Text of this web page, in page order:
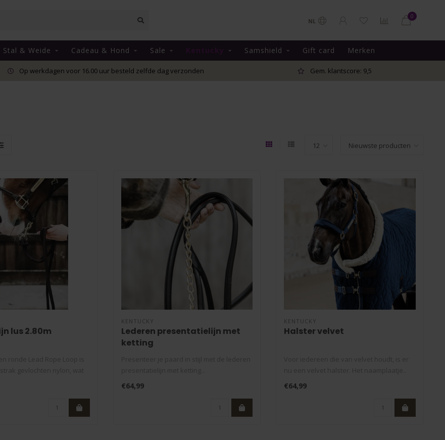
NL
0
Stal & Weide Cadeau & Hond Sale Samshield Gift card Merken
Op werkdagen voor 16.00 uur besteld zelfde dag verzonden Gem. klantscore: 9,5
lus 2.80m
KENTUCKY
Lederen presentatielijn met
ketting
€64,99
KENTUCKY
Halster velvet
€64,99